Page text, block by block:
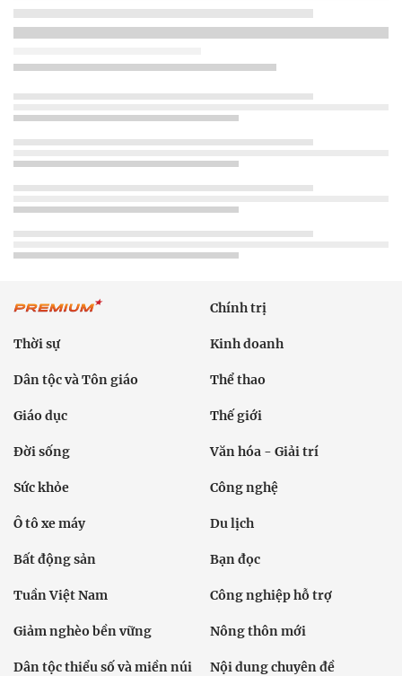
Chính trị
Thời sự Kinh doanh
Dân tộc và Tôn giáo Thể thao
Giáo dục Thế giới
Đời sống Văn hóa - Giải trí
Sức khỏe Công nghệ
Ô tô xe máy Du lịch
Bất động sản Bạn đọc
Tuần Việt Nam Công nghiệp hỗ trợ
Giảm nghèo bền vững Nông thôn mới
Dân tộc thiểu số và miền núi Nội dung chuyên đề